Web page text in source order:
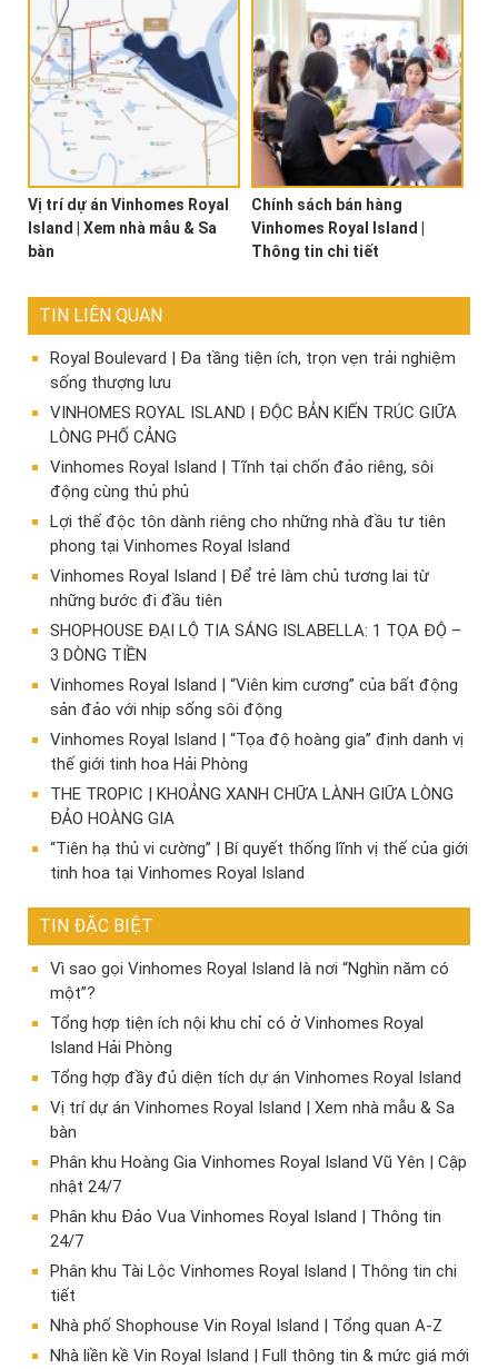
Vị trí dự án Vinhomes Royal
Island | Xem nhà mẫu & Sa
bàn
Chính sách bán hàng
Vinhomes Royal Island |
Thông tin chi tiết
TIN LIÊN QUAN
Royal Boulevard | Đa tầng tiện ích, trọn vẹn trải nghiệm
sống thượng lưu
VINHOMES ROYAL ISLAND | ĐỘC BẢN KIẾN TRÚC GIỮA
LÒNG PHỐ CẢNG
Vinhomes Royal Island | Tĩnh tại chốn đảo riêng, sôi
động cùng thủ phủ
Lợi thế độc tôn dành riêng cho những nhà đầu tư tiên
phong tại Vinhomes Royal Island
Vinhomes Royal Island | Để trẻ làm chủ tương lai từ
những bước đi đầu tiên
SHOPHOUSE ĐẠI LỘ TIA SÁNG ISLABELLA: 1 TỌA ĐỘ –
3 DÒNG TIỀN
Vinhomes Royal Island | “Viên kim cương” của bất động
sản đảo với nhịp sống sôi động
Vinhomes Royal Island | “Tọa độ hoàng gia” định danh vị
thế giới tinh hoa Hải Phòng
THE TROPIC | KHOẢNG XANH CHỮA LÀNH GIỮA LÒNG
ĐẢO HOÀNG GIA
“Tiên hạ thủ vi cường” | Bí quyết thống lĩnh vị thế của giới
tinh hoa tại Vinhomes Royal Island
TIN ĐẶC BIỆT
Vì sao gọi Vinhomes Royal Island là nơi “Nghìn năm có
một”?
Tổng hợp tiện ích nội khu chỉ có ở Vinhomes Royal
Island Hải Phòng
Tổng hợp đầy đủ diện tích dự án Vinhomes Royal Island
Vị trí dự án Vinhomes Royal Island | Xem nhà mẫu & Sa
bàn
Phân khu Hoàng Gia Vinhomes Royal Island Vũ Yên | Cập
nhật 24/7
Phân khu Đảo Vua Vinhomes Royal Island | Thông tin
24/7
Phân khu Tài Lộc Vinhomes Royal Island | Thông tin chi
tiết
Nhà phố Shophouse Vin Royal Island | Tổng quan A-Z
Nhà liền kề Vin Royal Island | Full thông tin & mức giá mới